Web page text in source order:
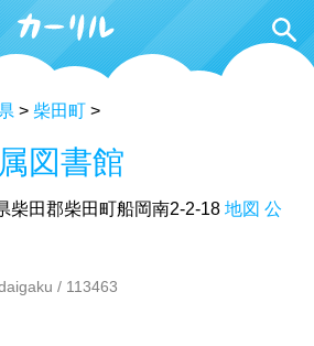
> 柴田町 >
図書館
柴田郡柴田町船岡南2-2-18 地図 公
/ 113463